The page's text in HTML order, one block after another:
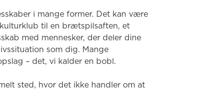
i mange former. Det kan være
til en brætspilsaften, et
med mennesker, der deler dine
som dig. Mange
– det, vi kalder en bobl.
sted, hvor det ikke handler om at